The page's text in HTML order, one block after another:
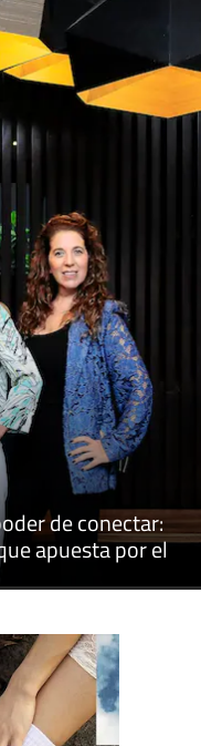
de conectar:
apuesta por el